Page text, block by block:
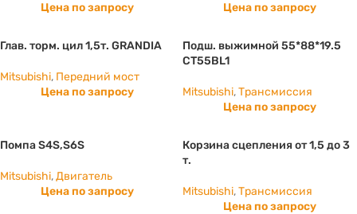
Цена по запросу
Цена по запросу
Глав. торм. цил 1,5т. GRANDIA
Mitsubishi, Передний мост
Цена по запросу
Подш. выжимной 55*88*19.5
CT55BL1
Mitsubishi,Трансмиссия
Цена по запросу
Помпа S4S,S6S
Mitsubishi,Двигатель
Цена по запросу
Корзина сцепления от 1,5 до 3
т.
Mitsubishi,Трансмиссия
Цена по запросу